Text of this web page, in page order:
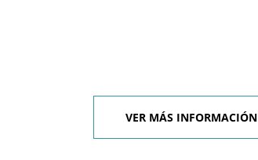
VER MÁS INFORMACIÓN